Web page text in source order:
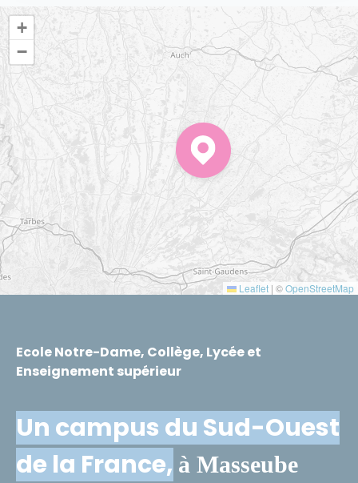
+
−
Leaflet | ©OpenStreetMap
Ecole Notre-Dame, Collège, Lycée et
Enseignement supérieur
Un campus du Sud-Ouest
de la France, à Masseube